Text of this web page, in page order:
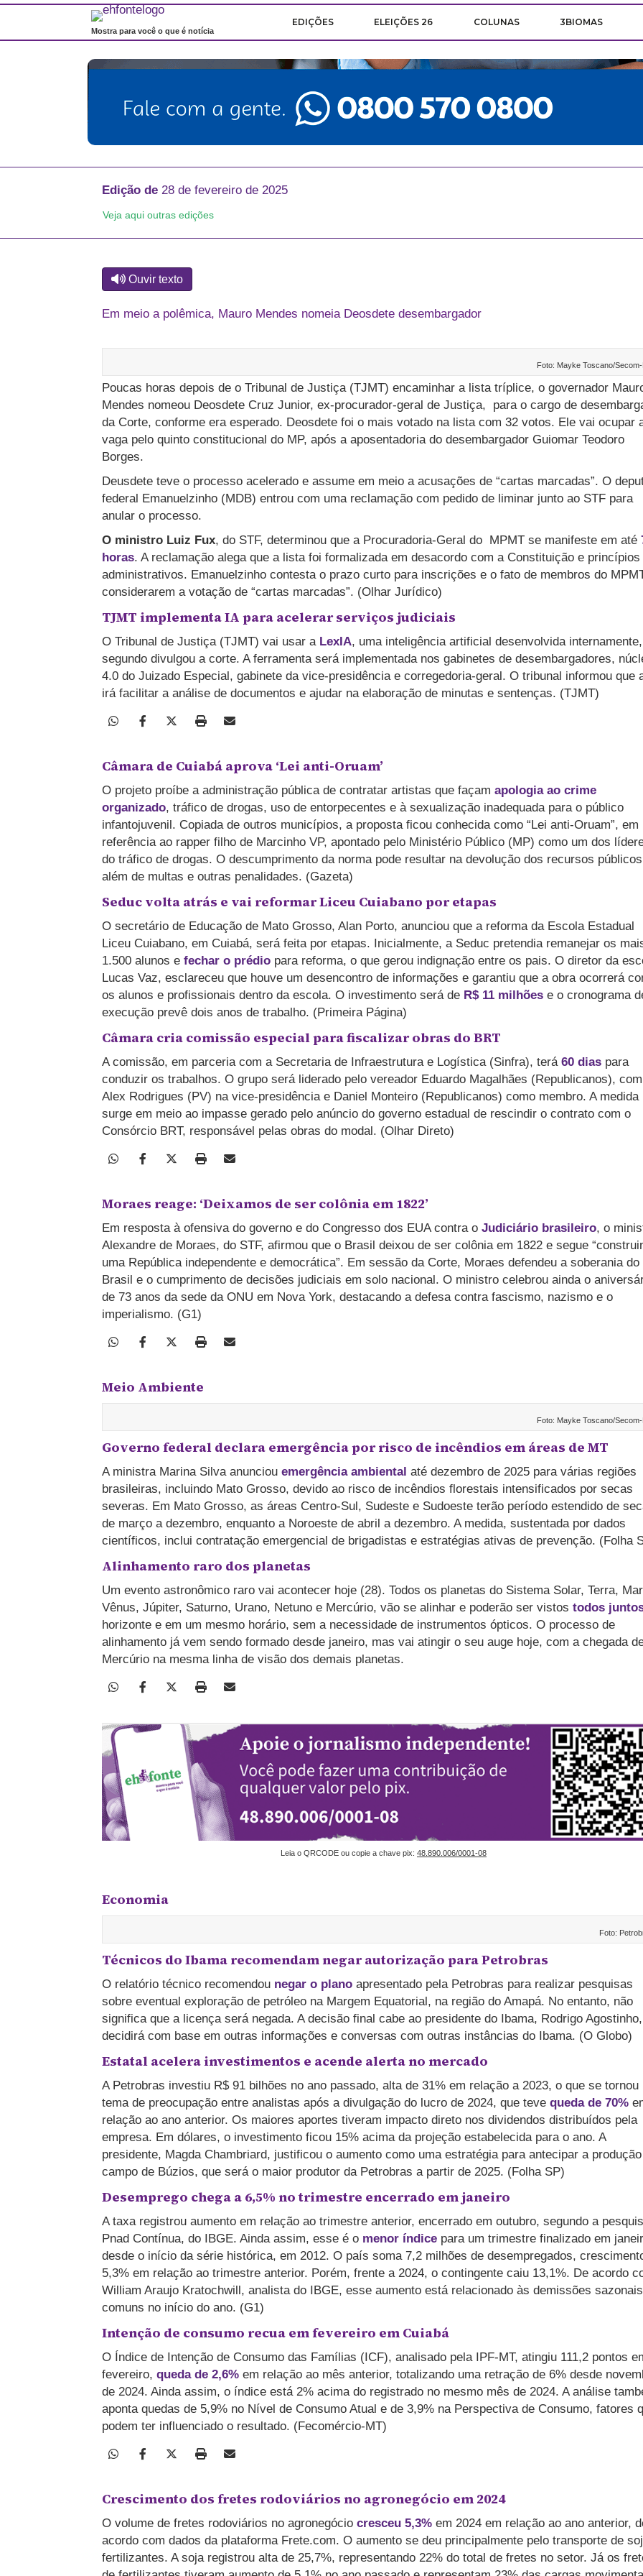
Mostra para você o que é notícia
EDIÇÕES ELEIÇÕES 26 COLUNAS 3BIOMAS
Edição de 28 de fevereiro de 2025
Veja aqui outras edições
Ouvir texto
Em meio a polêmica, Mauro Mendes nomeia Deosdete desembargador
Foto: Mayke Toscano/
Poucas horas depois de o Tribunal de Justiça (TJMT) encaminhar a lista tríplice, o governador
Mendes nomeou Deosdete Cruz Junior, ex-procurador-geral de Justiça, para o cargo de
da Corte, conforme era esperado. Deosdete foi o mais votado na lista com 32 votos. Ele vai ocupar
vaga pelo quinto constitucional do MP, após a aposentadoria do desembargador Guiomar Teodoro
Borges.
Deusdete teve o processo acelerado e assume em meio a acusações de “cartas marcadas”. O
federal Emanuelzinho (MDB) entrou com uma reclamação com pedido de liminar junto ao STF para
anular o processo.
O ministro Luiz Fux, do STF, determinou que a Procuradoria-Geral do MPMT se manifeste em até
horas. A reclamação alega que a lista foi formalizada em desacordo com a Constituição e princípios
administrativos. Emanuelzinho contesta o prazo curto para inscrições e o fato de membros do
considerarem a votação de “cartas marcadas”. (Olhar Jurídico)
TJMT implementa IA para acelerar serviços judiciais
O Tribunal de Justiça (TJMT) vai usar a LexIA, uma inteligência artificial desenvolvida internamente,
segundo divulgou a corte. A ferramenta será implementada nos gabinetes de desembargadores,
4.0 do Juizado Especial, gabinete da vice-presidência e corregedoria-geral. O tribunal informou que
irá facilitar a análise de documentos e ajudar na elaboração de minutas e sentenças. (TJMT)
Câmara de Cuiabá aprova ‘Lei anti-Oruam’
O projeto proíbe a administração pública de contratar artistas que façam apologia ao crime
organizado, tráfico de drogas, uso de entorpecentes e à sexualização inadequada para o público
infantojuvenil. Copiada de outros municípios, a proposta ficou conhecida como “Lei anti-Oruam”, em
referência ao rapper filho de Marcinho VP, apontado pelo Ministério Público (MP) como um dos
do tráfico de drogas. O descumprimento da norma pode resultar na devolução dos recursos
além de multas e outras penalidades. (Gazeta)
Seduc volta atrás e vai reformar Liceu Cuiabano por etapas
O secretário de Educação de Mato Grosso, Alan Porto, anunciou que a reforma da Escola Estadual
Liceu Cuiabano, em Cuiabá, será feita por etapas. Inicialmente, a Seduc pretendia remanejar os
1.500 alunos e fechar o prédio para reforma, o que gerou indignação entre os pais. O diretor da
Lucas Vaz, esclareceu que houve um desencontro de informações e garantiu que a obra ocorrerá
os alunos e profissionais dentro da escola. O investimento será de R$ 11 milhões e o cronograma
execução prevê dois anos de trabalho. (Primeira Página)
Câmara cria comissão especial para fiscalizar obras do BRT
A comissão, em parceria com a Secretaria de Infraestrutura e Logística (Sinfra), terá60 dias para
conduzir os trabalhos. O grupo será liderado pelo vereador Eduardo Magalhães (Republicanos), com
Alex Rodrigues (PV) na vice-presidência e Daniel Monteiro (Republicanos) como membro. A medida
surge em meio ao impasse gerado pelo anúncio do governo estadual de rescindir o contrato com o
Consórcio BRT, responsável pelas obras do modal. (Olhar Direto)
Moraes reage: ‘Deixamos de ser colônia em 1822’
Em resposta à ofensiva do governo e do Congresso dos EUA contra o Judiciário brasileiro, o
Alexandre de Moraes, do STF, afirmou que o Brasil deixou de ser colônia em 1822 e segue
uma República independente e democrática”. Em sessão da Corte, Moraes defendeu a soberania do
Brasil e o cumprimento de decisões judiciais em solo nacional. O ministro celebrou ainda o
de 73 anos da sede da ONU em Nova York, destacando a defesa contra fascismo, nazismo e o
imperialismo. (G1)
Meio Ambiente
Foto: Mayke Toscano/
Governo federal declara emergência por risco de incêndios em áreas de MT
A ministra Marina Silva anunciou emergência ambiental até dezembro de 2025 para várias regiões
brasileiras, incluindo Mato Grosso, devido ao risco de incêndios florestais intensificados por secas
severas. Em Mato Grosso, as áreas Centro-Sul, Sudeste e Sudoeste terão período estendido de
de março a dezembro, enquanto a Noroeste de abril a dezembro. A medida, sustentada por dados
científicos, inclui contratação emergencial de brigadistas e estratégias ativas de prevenção. (Folha
Alinhamento raro dos planetas
Um evento astronômico raro vai acontecer hoje (28). Todos os planetas do Sistema Solar, Terra,
Vênus, Júpiter, Saturno, Urano, Netuno e Mercúrio, vão se alinhar e poderão ser vistos todos
horizonte e em um mesmo horário, sem a necessidade de instrumentos ópticos. O processo de
alinhamento já vem sendo formado desde janeiro, mas vai atingir o seu auge hoje, com a chegada
Mercúrio na mesma linha de visão dos demais planetas.
Leia o QRCODE ou copie a chave pix: 48.890.006/0001-08
Economia
Foto:
Técnicos do Ibama recomendam negar autorização para Petrobras
O relatório técnico recomendou negar o plano apresentado pela Petrobras para realizar pesquisas
sobre eventual exploração de petróleo na Margem Equatorial, na região do Amapá. No entanto, não
significa que a licença será negada. A decisão final cabe ao presidente do Ibama, Rodrigo
decidirá com base em outras informações e conversas com outras instâncias do Ibama. (O Globo)
Estatal acelera investimentos e acende alerta no mercado
A Petrobras investiu R$ 91 bilhões no ano passado, alta de 31% em relação a 2023, o que se tornou
tema de preocupação entre analistas após a divulgação do lucro de 2024, que teve queda de 70%
relação ao ano anterior. Os maiores aportes tiveram impacto direto nos dividendos distribuídos pela
empresa. Em dólares, o investimento ficou 15% acima da projeção estabelecida para o ano. A
presidente, Magda Chambriard, justificou o aumento como uma estratégia para antecipar a
campo de Búzios, que será o maior produtor da Petrobras a partir de 2025. (Folha SP)
Desemprego chega a 6,5% no trimestre encerrado em janeiro
A taxa registrou aumento em relação ao trimestre anterior, encerrado em outubro, segundo a
Pnad Contínua, do IBGE. Ainda assim, esse é o menor índice para um trimestre finalizado em
desde o início da série histórica, em 2012. O país soma 7,2 milhões de desempregados,
5,3% em relação ao trimestre anterior. Porém, frente a 2024, o contingente caiu 13,1%. De acordo
William Araujo Kratochwill, analista do IBGE, esse aumento está relacionado às demissões sazonais
comuns no início do ano. (G1)
Intenção de consumo recua em fevereiro em Cuiabá
O Índice de Intenção de Consumo das Famílias (ICF), analisado pela IPF-MT, atingiu 111,2 pontos
fevereiro, queda de 2,6% em relação ao mês anterior, totalizando uma retração de 6% desde
de 2024. Ainda assim, o índice está 2% acima do registrado no mesmo mês de 2024. A análise
aponta quedas de 5,9% no Nível de Consumo Atual e de 3,9% na Perspectiva de Consumo, fatores
podem ter influenciado o resultado. (Fecomércio-MT)
Crescimento dos fretes rodoviários no agronegócio em 2024
O volume de fretes rodoviários no agronegócio cresceu 5,3% em 2024 em relação ao ano anterior,
acordo com dados da plataforma Frete.com. O aumento se deu principalmente pelo transporte de
fertilizantes. A soja registrou alta de 25,7%, representando 22% do total de fretes no setor. Já os